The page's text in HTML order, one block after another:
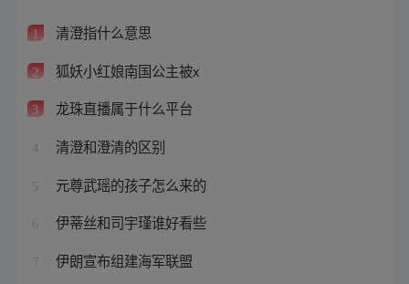
1 清澄指什么意思
2 狐妖小红娘南国公主被x
3 龙珠直播属于什么平台
4 清澄和澄清的区别
5 元尊武瑶的孩子怎么来的
6 伊蒂丝和司宇瑾谁好看些
7 伊朗宣布组建海军联盟